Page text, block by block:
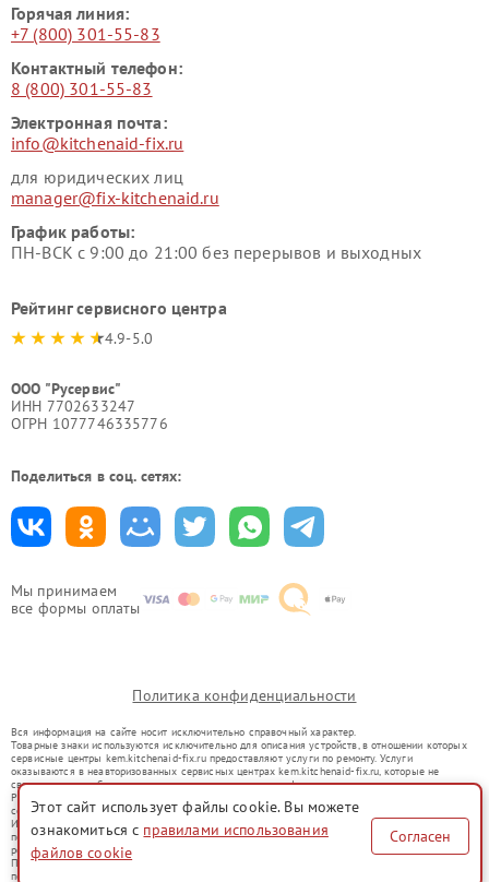
Мы принимаем
все формы оплаты
Горячая линия:
+7 (800) 301-55-83
Контактный телефон:
8 (800) 301-55-83
Электронная почта:
info@kitchenaid-fix.ru
для юридических лиц
manager@fix-kitchenaid.ru
График работы:
ПН-ВСК с 9:00 до 21:00 без перерывов и выходных
Рейтинг сервисного центра
4.9-5.0
ООО "Русервис"
ИНН 7702633247
ОГРН 1077746335776
Поделиться в соц. сетях:
Политика конфиденциальности
Вся информация на сайте носит исключительно справочный характер.
Товарные знаки используются исключительно для описания устройств, в отношении которых
сервисные центры kem.kitchenaid-fix.ru предоставляют услуги по ремонту. Услуги
оказываются в неавторизованных сервисных центрах kem.kitchenaid-fix.ru, которые не
связаны с правообладателями товарных знаков или их официальными представителями.
Ремонт осуществляется для устройств, уже введенных в гражданский оборот в соответствии
со статьей 1487 ГК РФ.
Использование товарных знаков не преследует цели индивидуализации услуг или введения
потребителей в заблуждение, а служит для информирования о предоставляемых услугах по
ремонту техники указанных брендов.
Представленная на сайте информация не является публичной офертой, определяемой
положениями Статьи 437(2) Гражданского кодекса РФ
Этот сайт использует файлы cookie. Вы можете
ознакомиться с правилами использования
файлов cookie
Согласен